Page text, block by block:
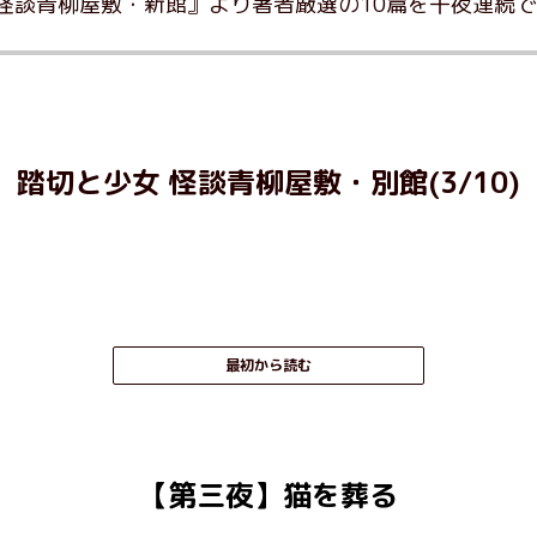
踏切と少女 怪談青柳屋敷・別館(3/10)
最初から読む
【第三夜】猫を葬る